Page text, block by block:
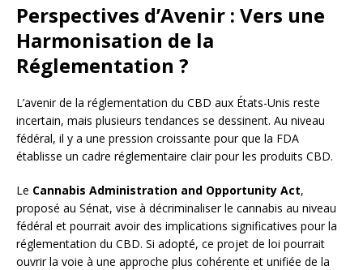
Perspectives d’Avenir : Vers une
Harmonisation de la
Réglementation ?
L’avenir de la réglementation du CBD aux États-Unis reste
incertain, mais plusieurs tendances se dessinent. Au niveau
fédéral, il y a une pression croissante pour que la FDA
établisse un cadre réglementaire clair pour les produits CBD.
Le Cannabis Administration and Opportunity Act,
proposé au Sénat, vise à décriminaliser le cannabis au niveau
fédéral et pourrait avoir des implications significatives pour la
réglementation du CBD. Si adopté, ce projet de loi pourrait
ouvrir la voie à une approche plus cohérente et unifiée de la